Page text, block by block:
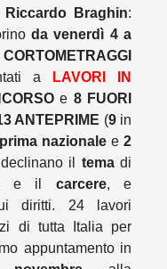
Riccardo Braghin:
da venerdì 4 a
a
LAVORI IN
e 8 FUORI
ANTEPRIME (9in
nazionale e2
il temadi
e il carcere, e
diritti. 24 lavori
di tutta Italia per
appuntamento in